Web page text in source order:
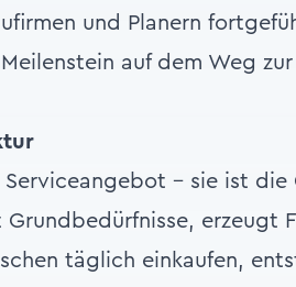
und Planern
auf dem Weg
– sie ist die
erzeugt
täglich einkaufen,